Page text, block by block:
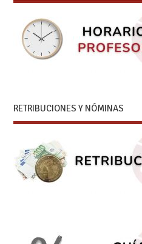
RETRIBUCIONES Y NÓMINAS